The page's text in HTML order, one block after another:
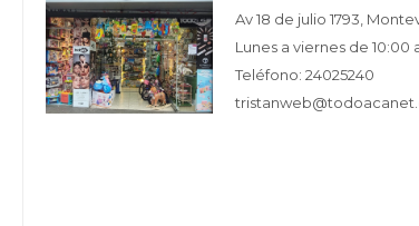
Av 18 de julio 1793,
Lunes a viernes de 10:00
Teléfono: 24025240